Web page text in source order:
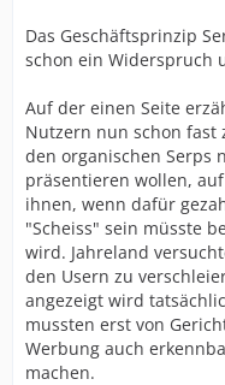
Das Geschäftsprinzip
schon ein Widerspruch
Auf der einen Seite
Nutzern nun schon fast
den organischen Serps
präsentieren wollen,
ihnen, wenn dafür
"Scheiss" sein müsste
wird. Jahreland
den Usern zu
angezeigt wird
mussten erst von
Werbung auch
machen.